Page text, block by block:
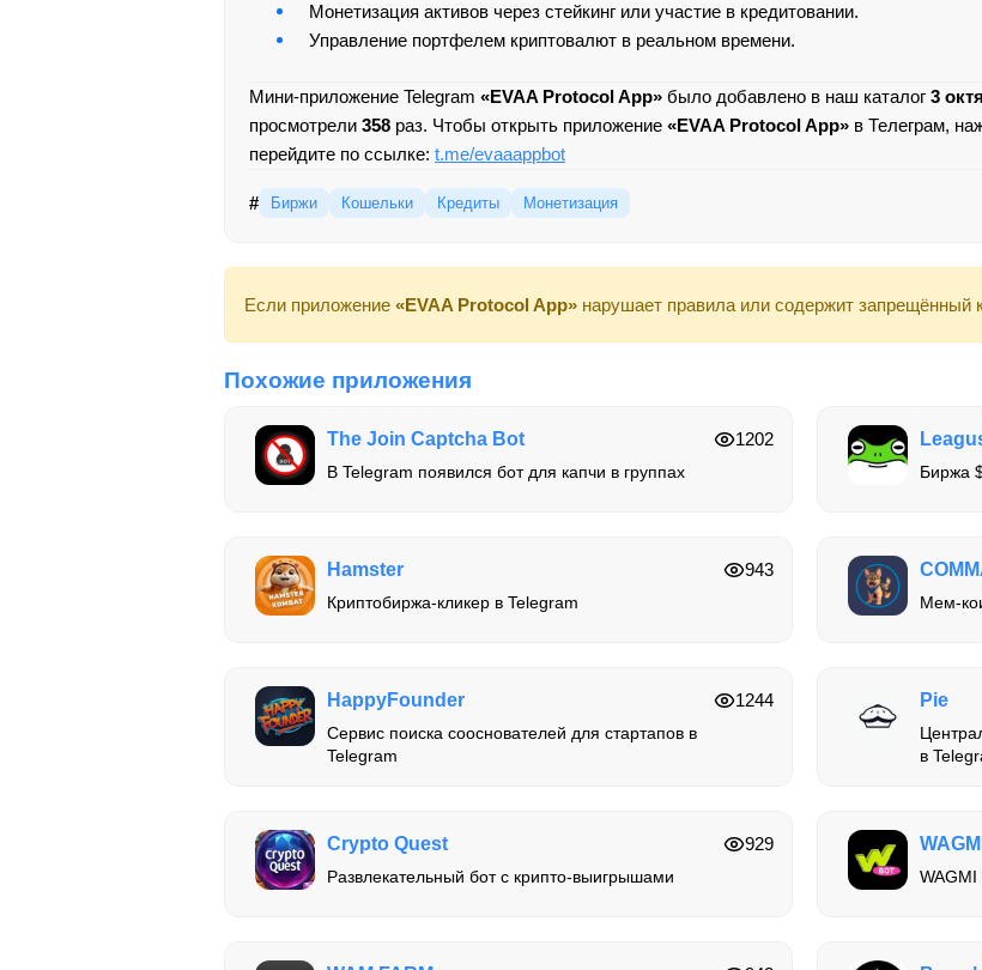
Монетизация активов через стейкинг или участие в кредитовании.
Управление портфелем криптовалют в реальном времени.
Мини-приложение Telegram «EVAA Protocol App» было добавлено в наш каталог 3
просмотрели 358 раз. Чтобы открыть приложение «EVAA Protocol App» в Телеграм,
перейдите по ссылке: t.me/evaaappbot
# Биржи Кошельки Кредиты Монетизация
Если приложение «EVAA Protocol App» нарушает правила или содержит
Похожие приложения
The Join Captcha Bot
В Telegram появился бот для капчи в группах
1202
Биржа
Hamster
Криптобиржа-кликер в Telegram
943
Мем-
HappyFounder
Сервис поиска сооснователей для стартапов в
Telegram
1244 Pie
в
Crypto Quest
Развлекательный бот с крипто-выигрышами
929